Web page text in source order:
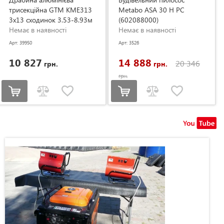
трисекційна GTM KME313
3x13 сходинок 3.53-8.93м
(KME313)
Немає в наявності
Арт: 39950
10 827 грн.
Metabo ASA 30 H PC
(602088000)
Немає в наявності
Арт: 3526
14 888 грн. 20 346
грн.